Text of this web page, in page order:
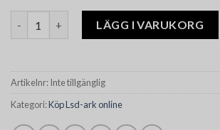
LÄGG I VARUKORG
Artikelnr: Inte tillgänglig
Kategori:Köp Lsd-ark online